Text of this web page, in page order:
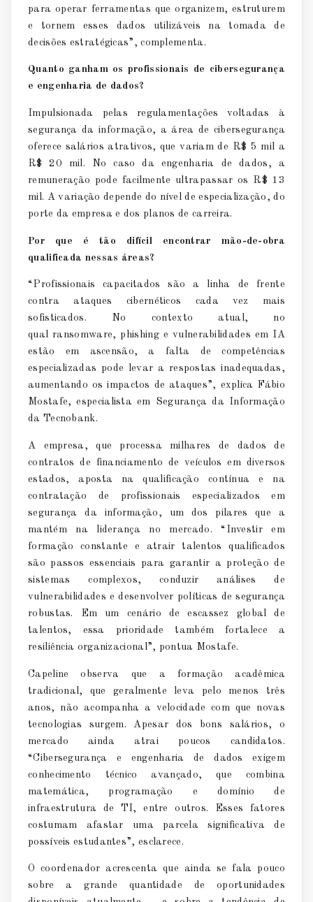
para operar ferramentas que organizem, estruturem
e tornem esses dados utilizáveis na tomada de
decisões estratégicas”, complementa.
Quanto ganham os profissionais de cibersegurança
e engenharia de dados?
Impulsionada pelas regulamentações voltadas à
segurança da informação, a área de cibersegurança
oferece salários atrativos, que variam de R$ 5 mil a
R$ 20 mil. No caso da engenharia de dados, a
remuneração pode facilmente ultrapassar os R$ 13
mil. A variação depende do nível de especialização, do
porte da empresa e dos planos de carreira.
Por que é tão difícil encontrar mão-de-obra
qualificada nessas áreas?
“Profissionais capacitados são a linha de frente
contra ataques cibernéticos cada vez mais
sofisticados. No contexto atual, no
qual ransomware,phishinge vulnerabilidades em IA
estão em ascensão, a falta de competências
especializadas pode levar a respostas inadequadas,
aumentando os impactos de ataques”, explica Fábio
Mostafe, especialista em Segurança da Informação
da Tecnobank.
A empresa, que processa milhares de dados de
contratos de financiamento de veículos em diversos
estados, aposta na qualificação contínua e na
contratação de profissionais especializados em
segurança da informação, um dos pilares que a
mantém na liderança no mercado. “Investir em
formação constante e atrair talentos qualificados
são passos essenciais para garantir a proteção de
sistemas complexos, conduzir análises de
vulnerabilidades e desenvolver políticas de segurança
robustas. Em um cenário de escassez global de
talentos, essa prioridade também fortalece a
resiliência organizacional”, pontua Mostafe.
Capeline observa que a formação acadêmica
tradicional, que geralmente leva pelo menos três
anos, não acompanha a velocidade com que novas
tecnologias surgem. Apesar dos bons salários, o
mercado ainda atrai poucos candidatos.
“Cibersegurança e engenharia de dados exigem
conhecimento técnico avançado, que combina
matemática, programação e domínio de
infraestrutura de TI, entre outros. Esses fatores
costumam afastar uma parcela significativa de
possíveis estudantes”, esclarece.
O coordenador acrescenta que ainda se fala pouco
sobre a grande quantidade de oportunidades